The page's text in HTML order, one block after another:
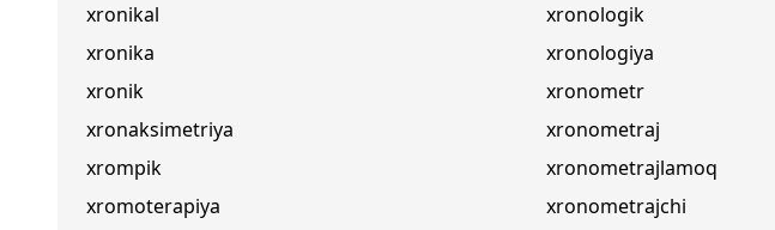
xronikal
xronika
xronik
xronaksimetriya
xrompik
xromoterapiya
xronologik
xronologiya
xronometr
xronometraj
xronometrajlamoq
xronometrajchi